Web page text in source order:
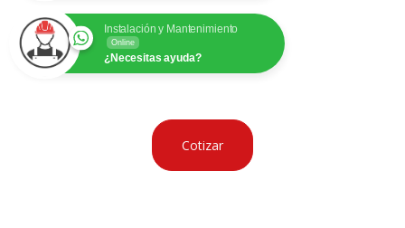
Instalación y Mantenimiento
Online
¿Necesitas ayuda?
Cotizar